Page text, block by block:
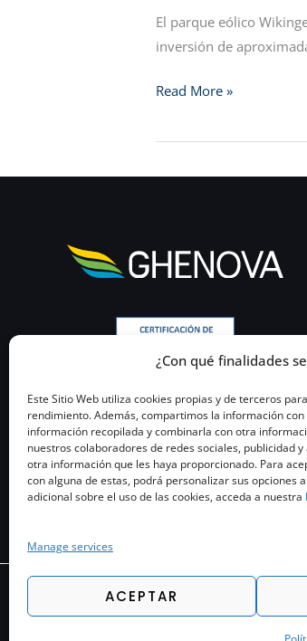
¿Con qué finalidades
Este Sitio Web utiliza cookies propias y de terceros
rendimiento. Además, compartimos la información
información recopilada y combinarla con otra
nuestros colaboradores de redes sociales, publicidad
otra información que les haya proporcionado. Para
con alguna de estas, podrá personalizar sus opciones
adicional sobre el uso de las cookies, acceda a nuestra
Manage services
ACEPTAR
El parque eólico
inversión de
Read More »